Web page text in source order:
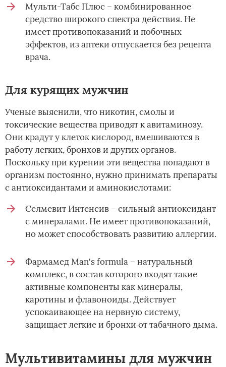
Мульти-Табс Плюс – комбинированное
средство широкого спектра действия. Не
имеет противопоказаний и побочных
эффектов, из аптеки отпускается без рецепта
врача.
Для курящих мужчин
Ученые выяснили, что никотин, смолы и
токсические вещества приводят к авитаминозу.
Они крадут у клеток кислород, вмешиваются в
работу легких, бронхов и других органов.
Поскольку при курении эти вещества попадают в
организм постоянно, нужно принимать препараты
с антиоксидантами и аминокислотами:
Селмевит Интенсив – сильный антиоксидант
с минералами. Не имеет противопоказаний,
но может способствовать развитию аллергии.
Фармамед Man's formula – натуральный
комплекс, в состав которого входят такие
активные компоненты как минералы,
каротины и флавоноиды. Действует
успокаивающее на нервную систему,
защищает легкие и бронхи от табачного дыма.
Мультивитамины для мужчин